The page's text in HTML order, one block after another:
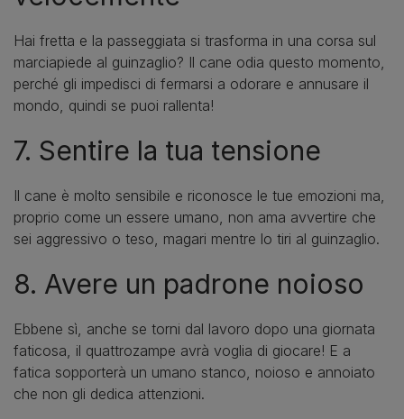
Hai fretta e la passeggiata si trasforma in una corsa sul
marciapiede al guinzaglio? Il cane odia questo momento,
perché gli impedisci di fermarsi a odorare e annusare il
mondo, quindi se puoi rallenta!
7. Sentire la tua tensione
Il cane è molto sensibile e riconosce le tue emozioni ma,
proprio come un essere umano, non ama avvertire che
sei aggressivo o teso, magari mentre lo tiri al guinzaglio.
8. Avere un padrone noioso
Ebbene sì, anche se torni dal lavoro dopo una giornata
faticosa, il quattrozampe avrà voglia di giocare! E a
fatica sopporterà un umano stanco, noioso e annoiato
che non gli dedica attenzioni.